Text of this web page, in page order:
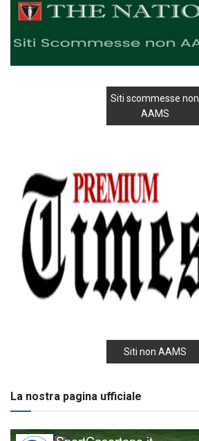
Siti scommesse non
AAMS
Siti non AAMS
La nostra pagina ufficiale